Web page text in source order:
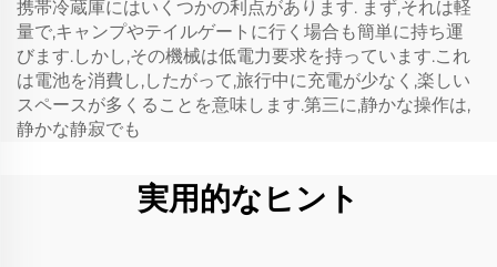
携帯冷蔵庫にはいくつかの利点があります. まず,それは軽
量で,キャンプやテイルゲートに行く場合も簡単に持ち運
びます.しかし,その機械は低電力要求を持っています.これ
は電池を消費し,したがって,旅行中に充電が少なく,楽しい
スペースが多くることを意味します.第三に,静かな操作は,
静かな静寂でも
実用的なヒント